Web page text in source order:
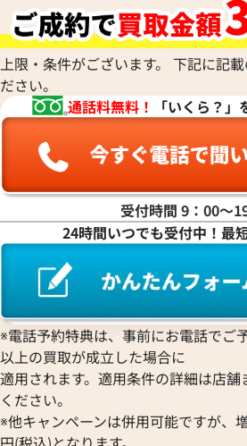
エルメス アザップロングシルクイン
レザー B刻印 シルバー金具
参考買取価格
43,000円
2026年4月17日時点
上限・条件がございます。 下記に記
ださい。
通話料無料！
「いくら？
受付時間 9：00〜
24時間いつでも受付中！最
※電話予約特典は、事前にお電話でご
以上の買取が成立した場合に
適用されます。適用条件の詳細は店
ください。
※他キャンペーンは併用可能ですが、